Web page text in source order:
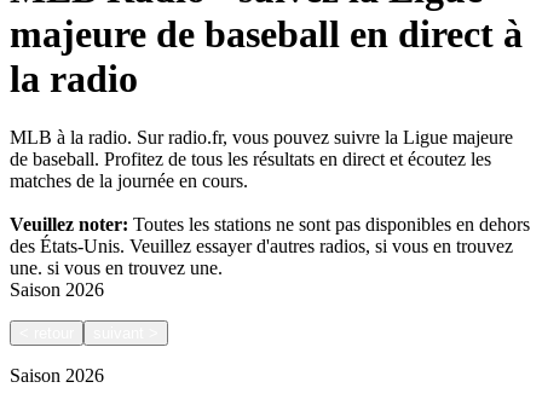
majeure de baseball en direct à
la radio
MLB à la radio. Sur radio.fr, vous pouvez suivre la Ligue majeure
de baseball. Profitez de tous les résultats en direct et écoutez les
matches de la journée en cours.
Veuillez noter: Toutes les stations ne sont pas disponibles en dehors
des États-Unis. Veuillez essayer d'autres radios, si vous en trouvez
une. si vous en trouvez une.
Saison 2026
Saison 2026